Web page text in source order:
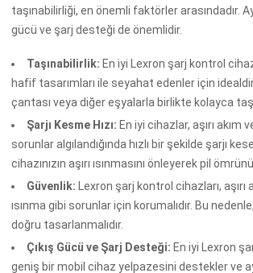
taşınabilirliği, en önemli faktörler arasındadır.
gücü ve şarj desteği de önemlidir.
Taşınabilirlik: En iyi Lexron şarj kontrol
hafif tasarımları ile seyahat edenler için
çantası veya diğer eşyalarla birlikte kolayca
Şarjı Kesme Hızı: En iyi cihazlar, aşırı akım
sorunlar algılandığında hızlı bir şekilde şarjı
cihazınızın aşırı ısınmasını önleyerek pil
Güvenlik: Lexron şarj kontrol cihazları, aşırı
ısınma gibi sorunlar için korumalıdır. Bu
doğru tasarlanmalıdır.
Çıkış Gücü ve Şarj Desteği: En iyi Lexron
geniş bir mobil cihaz yelpazesini destekler ve